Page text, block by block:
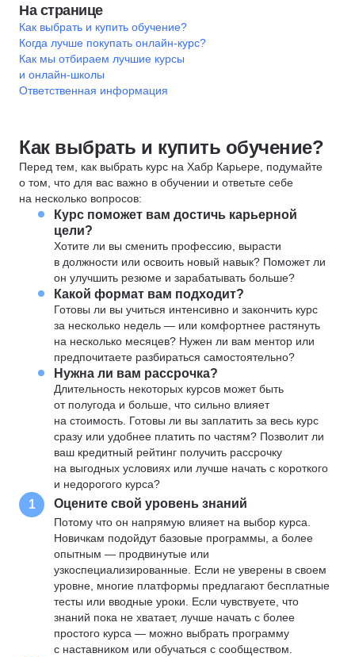
На странице
Как выбрать и купить обучение?
Когда лучше покупать онлайн-курс?
Как мы отбираем лучшие курсы
и онлайн-школы
Ответственная информация
Как выбрать и купить обучение?
Перед тем, как выбрать курс на Хабр Карьере, подумайте
о том, что для вас важно в обучении и ответьте себе
на несколько вопросов:
Курс поможет вам достичь карьерной
цели?
Хотите ли вы сменить профессию, вырасти
в должности или освоить новый навык? Поможет ли
он улучшить резюме и зарабатывать больше?
Какой формат вам подходит?
Готовы ли вы учиться интенсивно и закончить курс
за несколько недель — или комфортнее растянуть
на несколько месяцев? Нужен ли вам ментор или
предпочитаете разбираться самостоятельно?
Нужна ли вам рассрочка?
Длительность некоторых курсов может быть
от полугода и больше, что сильно влияет
на стоимость. Готовы ли вы заплатить за весь курс
сразу или удобнее платить по частям? Позволит ли
ваш кредитный рейтинг получить рассрочку
на выгодных условиях или лучше начать с короткого
и недорогого курса?
1 Оцените свой уровень знаний
Потому что он напрямую влияет на выбор курса.
Новичкам подойдут базовые программы, а более
опытным — продвинутые или
узкоспециализированные. Если не уверены в своем
уровне, многие платформы предлагают бесплатные
тесты или вводные уроки. Если чувствуете, что
знаний пока не хватает, лучше начать с более
простого курса — можно выбрать программу
с наставником или обучаться с сообществом.